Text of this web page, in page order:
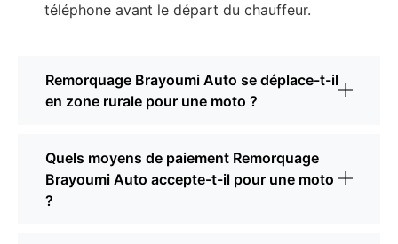
téléphone avant le départ du chauffeur.
Remorquage Brayoumi Auto se déplace-t-il
en zone rurale pour une moto ?
Quels moyens de paiement Remorquage
Brayoumi Auto accepte-t-il pour une moto
?